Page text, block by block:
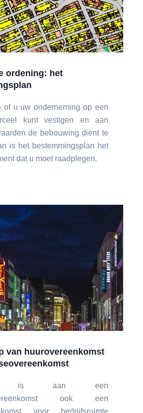
ordening: het
of u uw onderneming op een
kunt vestigen en aan
de bebouwing dient te
is het bestemmingsplan het
dat u moet raadplegen.
van huurovereenkomst
is aan een
ook een
voor bedrijfsruimte